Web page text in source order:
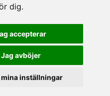
dig.
accepterar
Jag avböjer
mina inställningar
Instagram